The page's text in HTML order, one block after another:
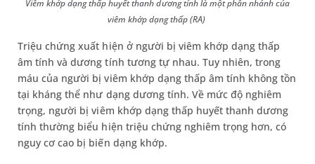
Viêm khớp dạng thấp huyết thanh dương tính là một phân nhánh của
viêm khớp dạng thấp (RA)
Triệu chứng xuất hiện ở người bị viêm khớp dạng thấp
âm tính và dương tính tương tự nhau. Tuy nhiên, trong
máu của người bị viêm khớp dạng thấp âm tính không tồn
tại kháng thể như dạng dương tính. Về mức độ nghiêm
trọng, người bị viêm khớp dạng thấp huyết thanh dương
tính thường biểu hiện triệu chứng nghiêm trọng hơn, có
nguy cơ cao bị biến dạng khớp.